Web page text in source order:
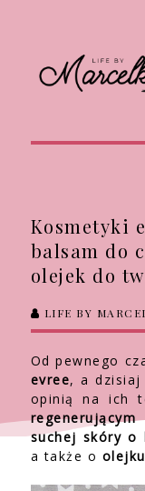
Kosmetyki
balsam do
olejek do
LIFE BY
Od pewnego
evree, a dzisiaj
opinią na ich
suchej skóry o
a także o